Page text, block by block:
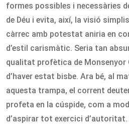
formes possibles i necessàries
de Déu i evita, així, la visió
càrrec amb potestat aniria en
d’estil carismàtic. Seria tan
qualitat profètica de Monsenyor
d’haver estat bisbe. Ara bé, al
aquesta trampa, el corrent
profeta en la cúspide, com a
d’aspirar tot exercici d’autoritat.